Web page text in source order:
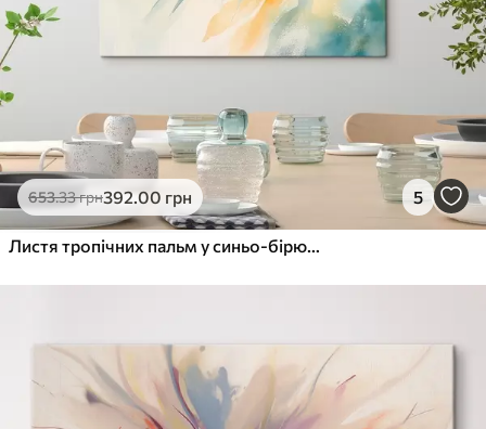
653.33грн392.00 грн 5
Листя тропічних пальм у синьо-бірюзовій гамі на тлі теплих акварельних плям